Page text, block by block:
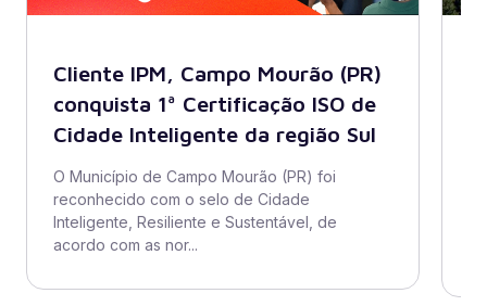
Cliente IPM, Campo Mourão (PR)
conquista 1ª Certificação ISO de
Cidade Inteligente da região Sul
O Município de Campo Mourão (PR) foi
reconhecido com o selo de Cidade
Inteligente, Resiliente e Sustentável, de
acordo com as nor...